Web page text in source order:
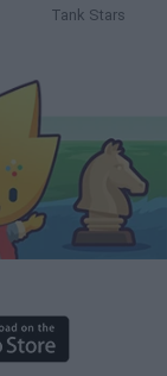
Tank Stars